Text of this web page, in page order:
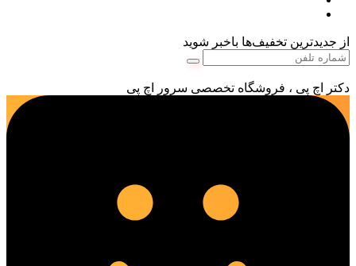
از جدیدترین تخفیف‌ها باخبر شوید
دکتر اچ پی ، فروشگاه تخصصی سرور اچ پی